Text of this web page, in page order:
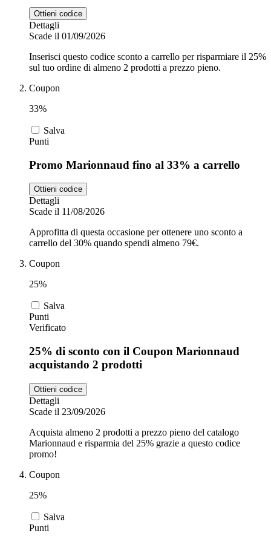
Zalando
Unieuro
Scarpe
Ottieni codice
Dettagli
Scade il 01/09/2026
Inserisci questo codice sconto a carrello per risparmiare il 25%
sul tuo ordine di almeno 2 prodotti a prezzo pieno.
Coupon
33%
Salva
Punti
Promo Marionnaud fino al 33% a carrello
Ottieni codice
Dettagli
Scade il 11/08/2026
Approfitta di questa occasione per ottenere uno sconto a
carrello del 30% quando spendi almeno 79€.
Coupon
25%
Salva
Punti
Verificato
25% di sconto con il Coupon Marionnaud
acquistando 2 prodotti
Ottieni codice
Dettagli
Scade il 23/09/2026
Acquista almeno 2 prodotti a prezzo pieno del catalogo
Marionnaud e risparmia del 25% grazie a questo codice
promo!
Coupon
25%
Salva
Punti